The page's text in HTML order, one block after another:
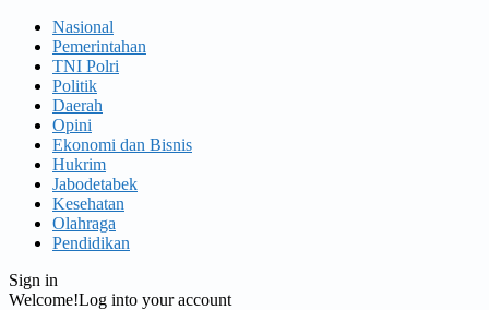
Nasional
Pemerintahan
TNI Polri
Politik
Daerah
Opini
Ekonomi dan Bisnis
Hukrim
Jabodetabek
Kesehatan
Olahraga
Pendidikan
Sign in
Welcome!Log into your account